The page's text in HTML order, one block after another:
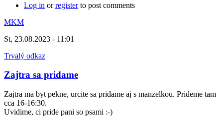
Log in orregisterto post comments
MKM
St, 23.08.2023 - 11:01
Trvalý odkaz
Zajtra sa pridame
Zajtra ma byt pekne, urcite sa pridame aj s manzelkou. Prideme tam
cca 16-16:30.
Uvidime, ci pride pani so psami :-)